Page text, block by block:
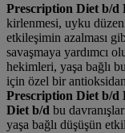
Prescription Diet b/d
kirlenmesi, uyku
etkileşimin azalması
savaşmaya yardımcı
hekimleri, yaşa bağlı
için özel bir
Prescription Diet b/d
Diet b/d bu
yaşa bağlı düşüşün